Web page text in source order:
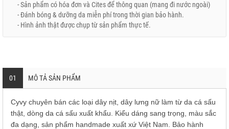
- Sản phẩm có hóa đơn và Cites để thông quan (mang đi nước ngoài)
- Đánh bóng & dưỡng da miễn phí trong thời gian bảo hành.
- Hình ảnh thật được chụp từ sản phẩm thực tế.
01 MÔ TẢ SẢN PHẨM
Cyvy chuyên bán các loại dây nịt, dây lưng nữ làm từ da cá sấu
thật, dòng da cá sấu xuất khẩu. Kiểu dáng sang trọng, màu sắc
đa dạng, sản phẩm handmade xuất xứ Việt Nam. Bảo hành